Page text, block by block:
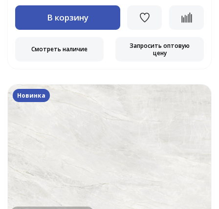
В корзину
Смотреть наличие
Запросить оптовую
цену
Новинка